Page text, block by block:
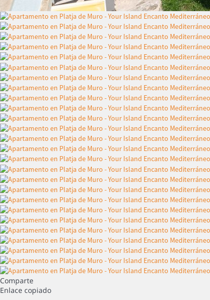
Comparte
Enlace copiado